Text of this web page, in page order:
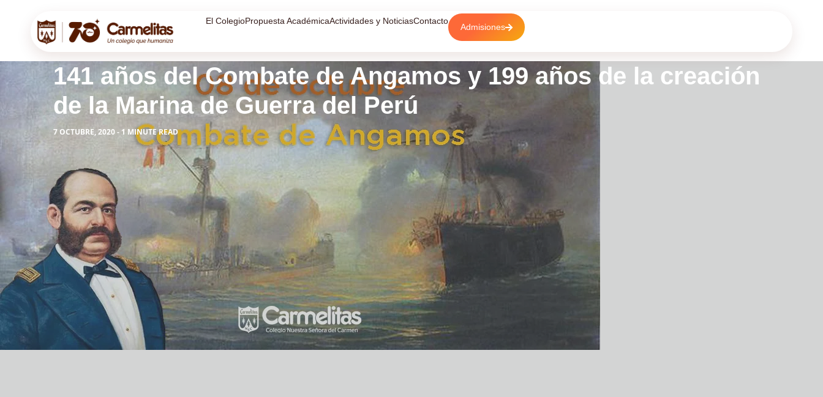
El ColegioPropuesta AcadémicaActividades y NoticiasContacto
Admisiones
141 años del Combate de Angamos y 199 años de la creación
de la Marina de Guerra del Perú
7 OCTUBRE, 2020 - 1 MINUTE READ